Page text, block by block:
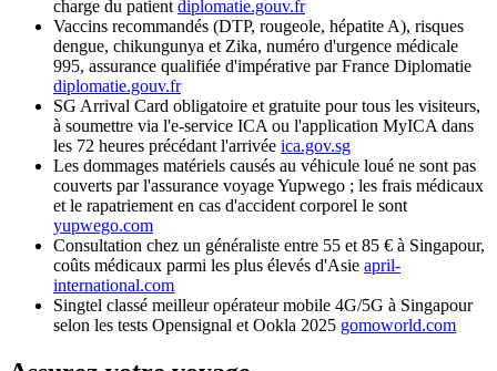
charge du patient diplomatie.gouv.fr
Vaccins recommandés (DTP, rougeole, hépatite A), risques
dengue, chikungunya et Zika, numéro d'urgence médicale
995, assurance qualifiée d'impérative par France Diplomatie
diplomatie.gouv.fr
SG Arrival Card obligatoire et gratuite pour tous les visiteurs,
à soumettre via l'e-service ICA ou l'application MyICA dans
les 72 heures précédant l'arrivée ica.gov.sg
Les dommages matériels causés au véhicule loué ne sont pas
couverts par l'assurance voyage Yupwego ; les frais médicaux
et le rapatriement en cas d'accident corporel le sont
yupwego.com
Consultation chez un généraliste entre 55 et 85 € à Singapour,
coûts médicaux parmi les plus élevés d'Asie april-
international.com
Singtel classé meilleur opérateur mobile 4G/5G à Singapour
selon les tests Opensignal et Ookla 2025 gomoworld.com